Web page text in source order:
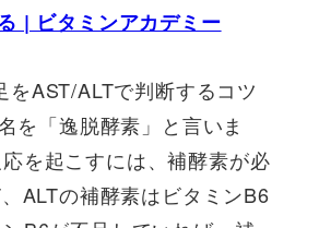
| ビタミンアカデミー
をAST/ALTで判断するコツ
を「逸脱酵素」と言いま
を起こすには、補酵素が必
ALTの補酵素はビタミンB6